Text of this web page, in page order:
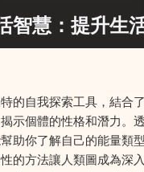
智慧：提升生
的自我探索工具，結合
示個體的性格和潛力。
助你了解自己的能量類
的方法讓人類圖成為深